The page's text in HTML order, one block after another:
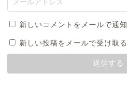
新しいコメントをメールで通知
新しい投稿をメールで受け取る